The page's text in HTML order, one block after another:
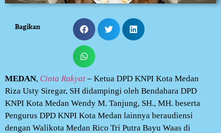
Bagikan
MEDAN, Cinta Rakyat – Ketua DPD KNPI Kota Medan
Riza Usty Siregar, SH didampingi oleh Bendahara DPD
KNPI Kota Medan Wendy M. Tanjung, SH., MH. beserta
Pengurus DPD KNPI Kota Medan lainnya beraudiensi
dengan Walikota Medan Rico Tri Putra Bayu Waas di